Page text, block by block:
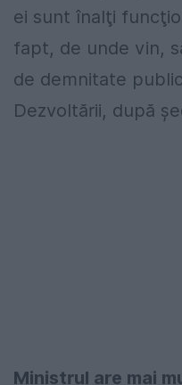
ei sunt înalţi
fapt, de unde vin,
de demnitate
Dezvoltării, după
Ministrul are mai